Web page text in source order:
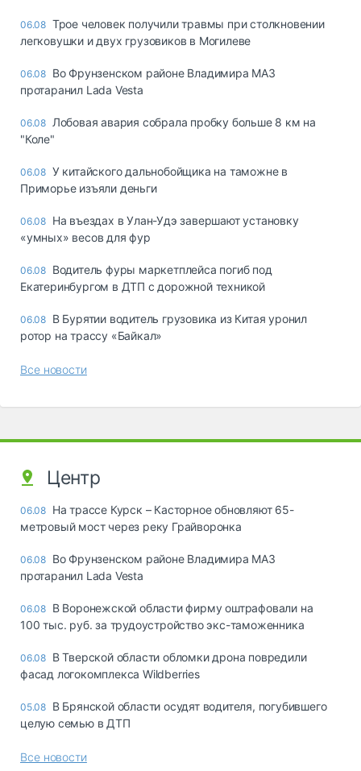
06.08 Трое человек получили травмы при столкновении
легковушки и двух грузовиков в Могилеве
06.08 Во Фрунзенском районе Владимира МАЗ
протаранил Lada Vesta
06.08 Лобовая авария собрала пробку больше 8 км на
"Коле"
06.08 У китайского дальнобойщика на таможне в
Приморье изъяли деньги
06.08 Ha въeздax в Улaн-Удэ зaвepшaют ycтaнoвкy
«yмныx» вecoв для фyp
06.08 Водитель фуры маркетплейса погиб под
Екатеринбургом в ДТП с дорожной техникой
06.08 В Бурятии водитель грузовика из Китая уронил
ротор на трассу «Байкал»
Все новости
Центр
06.08 На трассе Курск – Касторное обновляют 65-
метровый мост через реку Грайворонка
06.08 Во Фрунзенском районе Владимира МАЗ
протаранил Lada Vesta
06.08 В Воронежской области фирму оштрафовали на
100 тыс. руб. за трудоустройство экс-таможенника
06.08 В Тверской области обломки дрона повредили
фасад логокомплекса Wildberries
05.08 В Брянской области осудят водителя, погубившего
целую семью в ДТП
Все новости